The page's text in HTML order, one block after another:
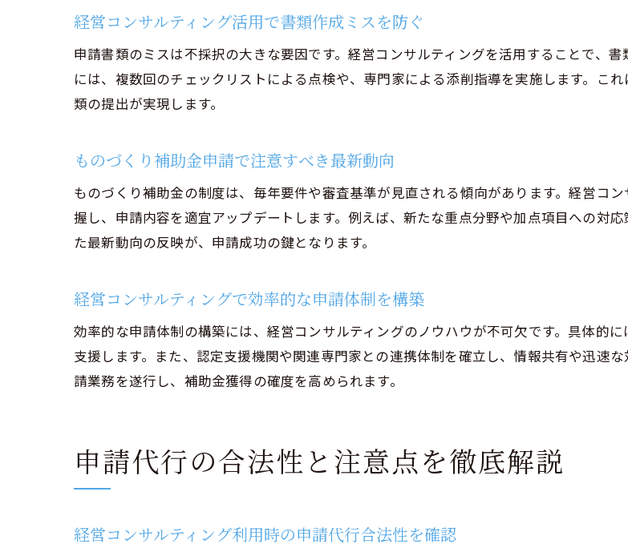
経営コンサルティング活用で書類作成ミスを防ぐ
申請書類のミスは不採択の大きな要因です。経営コンサルティングを活用することで、
には、複数回のチェックリストによる点検や、専門家による添削指導を実施します。こ
類の提出が実現します。
ものづくり補助金申請で注意すべき最新動向
ものづくり補助金の制度は、毎年要件や審査基準が見直される傾向があります。経営コ
握し、申請内容を適宜アップデートします。例えば、新たな重点分野や加点項目への対
た最新動向の反映が、申請成功の鍵となります。
経営コンサルティングで効率的な申請体制を構築
効率的な申請体制の構築には、経営コンサルティングのノウハウが不可欠です。具体的
支援します。また、認定支援機関や関連専門家との連携体制を確立し、情報共有や迅速
請業務を遂行し、補助金獲得の確度を高められます。
申請代行の合法性と注意点を徹底解説
経営コンサルティング利用時の申請代行合法性を確認